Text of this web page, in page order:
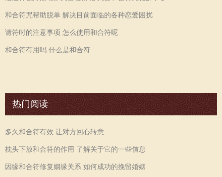
和合符咒帮助脱单 解决目前面临的各种恋爱困扰
请符时的注意事项 怎么使用和合符呢
和合符有用吗 什么是和合符
热门阅读
多久和合符有效 让对方回心转意
枕头下放和合符的作用 了解关于它的一些信息
因缘和合符修复姻缘关系 如何成功的挽留婚姻